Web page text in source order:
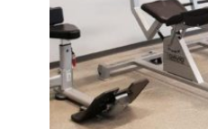
tehdä
valinnat
tuotteen
sivulla.